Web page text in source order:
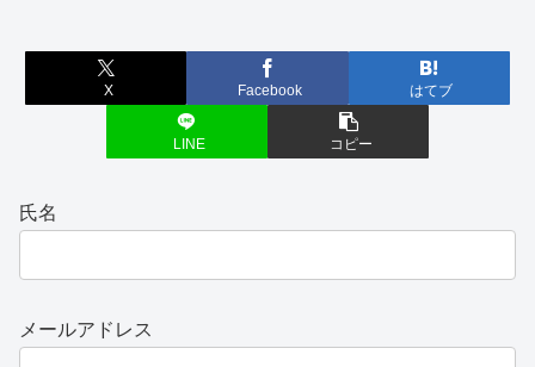
X Facebook はてブ
LINE コピー
氏名
メールアドレス